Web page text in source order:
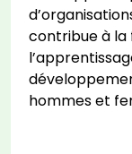
contribue à la
hommes et